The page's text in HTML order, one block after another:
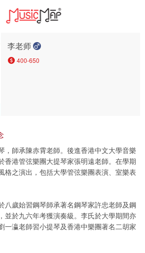
李老师
400-650
，師承陳赤霄老師。後進香港中文大學音樂
香港管弦樂團大提琴家張明遠老師。在學期
格之演出，包括大學管弦樂團表演、室樂表
八歲始習鋼琴師承著名鋼琴家許忠老師及鋼
並於九六年考獲演奏級。李氏於大學期間亦
一瀛老師習小提琴及香港中樂團著名二胡家